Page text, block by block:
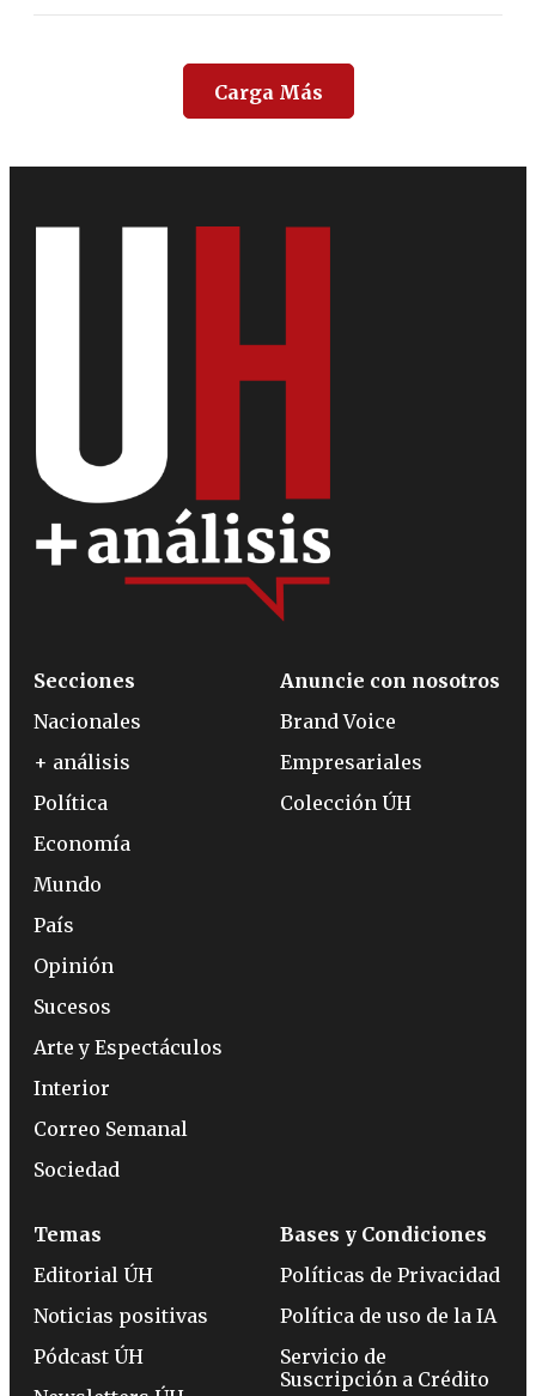
Carga Más
Secciones
Nacionales
+ análisis
Política
Economía
Mundo
País
Opinión
Sucesos
Arte y Espectáculos
Interior
Correo Semanal
Sociedad
Anuncie con nosotros
Brand Voice
Empresariales
Colección ÚH
Temas
Editorial ÚH
Noticias positivas
Pódcast ÚH
Bases y Condiciones
Políticas de Privacidad
Política de uso de la IA
Servicio de
Suscripción a Crédito